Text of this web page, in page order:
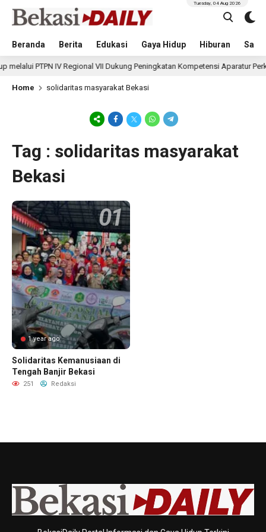
Beranda Berita Edukasi Gaya Hidup Hiburan
Tuesday, 04 Aug 2026
melalui PTPN IV Regional VII Dukung Peningkatan Kompetensi Aparatur
Home solidaritas masyarakat Bekasi
Tag : solidaritas masyarakat
Bekasi
1 year ago
Solidaritas Kemanusiaan di
Tengah Banjir Bekasi
251 Redaksi